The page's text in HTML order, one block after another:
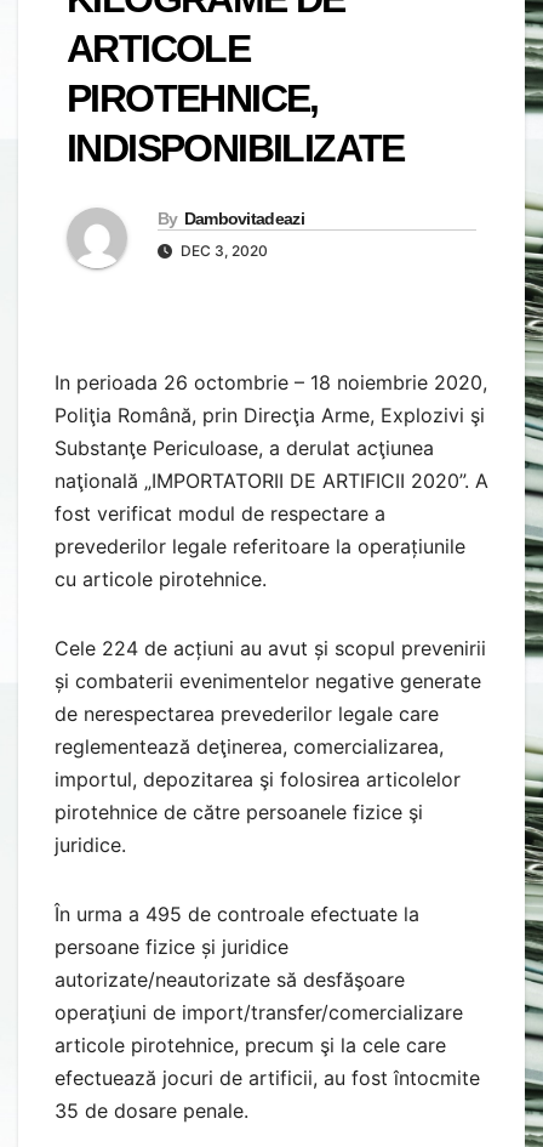
ARTICOLE
PIROTEHNICE,
INDISPONIBILIZATE
By Dambovitadeazi
DEC 3, 2020
In perioada 26 octombrie – 18 noiembrie 2020,
Poliţia Română, prin Direcţia Arme, Explozivi şi
Substanţe Periculoase, a derulat acţiunea
naţională „IMPORTATORII DE ARTIFICII 2020”. A
fost verificat modul de respectare a
prevederilor legale referitoare la operațiunile
cu articole pirotehnice.
Cele 224 de acțiuni au avut și scopul prevenirii
și combaterii evenimentelor negative generate
de nerespectarea prevederilor legale care
reglementează deţinerea, comercializarea,
importul, depozitarea şi folosirea articolelor
pirotehnice de către persoanele fizice şi
juridice.
În urma a 495 de controale efectuate la
persoane fizice și juridice
autorizate/neautorizate să desfăşoare
operaţiuni de import/transfer/comercializare
articole pirotehnice, precum şi la cele care
efectuează jocuri de artificii, au fost întocmite
35 de dosare penale.